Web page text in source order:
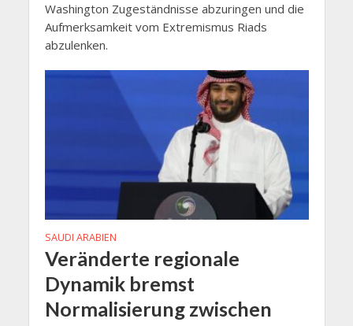
Washington Zugeständnisse abzuringen und die
Aufmerksamkeit vom Extremismus Riads
abzulenken.
SAUDI ARABIEN
Veränderte regionale
Dynamik bremst
Normalisierung zwischen